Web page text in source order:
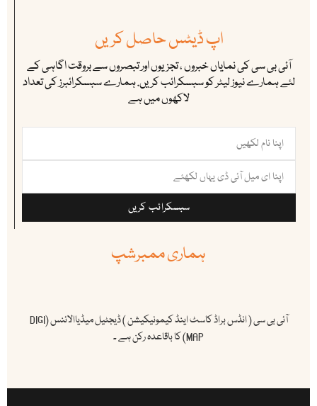
اپ ڈیٹس حاصل کریں
آئی بی سی کی نمایاں خبروں ، تجزیوں اور تبصروں سے بروقت اگاہی کے
لئے ہمارے نیوز لیٹر کو سبسکرائب کریں. ہمارے سبسکرائبرز کی تعداد
لاکھوں میں ہے
سبسکرائب کریں
ہماری ممبرشپ
آئی بی سی ( انڈس براڈ کاسٹ اینڈ کیمونیکیشن ) ڈیجٹیل میڈیاالائنس (DIGI
MAP) کا باقاعدہ رکن ہے ۔